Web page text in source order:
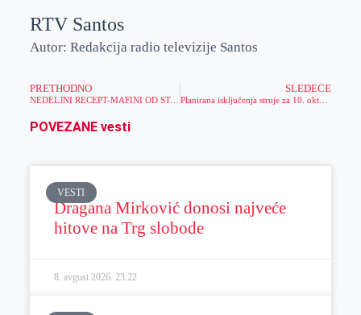
RTV Santos
Autor: Redakcija radio televizije Santos
PRETHODNO
NEDELJNI RECEPT-MAFINI OD STAROG HLEBA
SLEDEĆE
POVEZANE vesti
VESTI
Dragana Mirković donosi najveće
hitove na Trg slobode
8. avgust 2026. 23:22